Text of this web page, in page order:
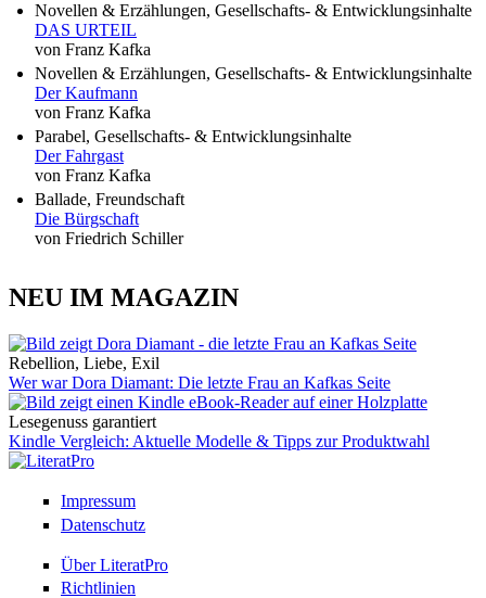
Novellen & Erzählungen, Gesellschafts- & Entwicklungsinhalte
DAS URTEIL
von Franz Kafka
Novellen & Erzählungen, Gesellschafts- & Entwicklungsinhalte
Der Kaufmann
von Franz Kafka
Parabel, Gesellschafts- & Entwicklungsinhalte
Der Fahrgast
von Franz Kafka
Ballade, Freundschaft
Die Bürgschaft
von Friedrich Schiller
NEU IM MAGAZIN
Rebellion, Liebe, Exil
Wer war Dora Diamant: Die letzte Frau an Kafkas Seite
Lesegenuss garantiert
Kindle Vergleich: Aktuelle Modelle & Tipps zur Produktwahl
Impressum
Datenschutz
Über LiteratPro
Richtlinien